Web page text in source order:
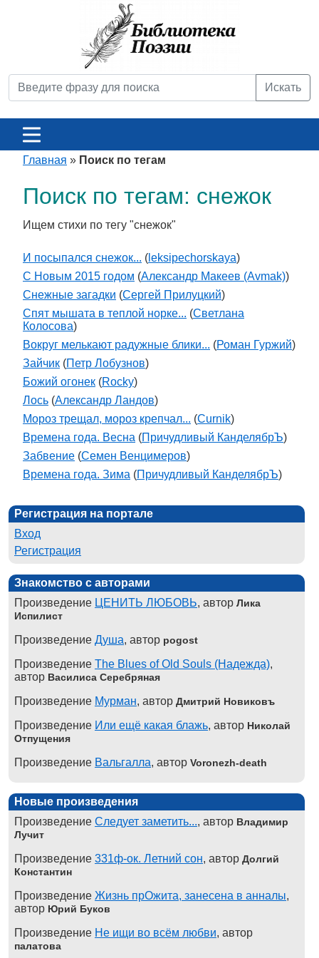
Искать
Главная » Поиск по тегам
Поиск по тегам: снежок
Ищем стихи по тегу "снежок"
И посыпался снежок... ( leksipechorskaya)
С Новым 2015 годом (Александр Макеев (Avmak))
Снежные загадки (Сергей Прилуцкий)
Спят мышата в теплой норке... (Светлана
Колосова)
Вокруг мелькают радужные блики... (Роман Гуржий)
Зайчик (Петр Лобузнов)
Божий огонек (Rocky)
Лось (Александр Ландов)
Мороз трещал, мороз крепчал... (Curnik)
Времена года. Весна (Причудливый КанделябрЪ)
Забвение (Семен Венцимеров)
Времена года. Зима (Причудливый КанделябрЪ)
Регистрация на портале
Вход
Регистрация
Знакомство с авторами
Произведение ЦЕНИТЬ ЛЮБОВЬ, автор Лика
Испилист
Произведение Душа, автор pogost
Произведение The Blues of Old Souls (Надежда),
автор Василиса Серебряная
Произведение Мурман, автор Дмитрий Новиковъ
Произведение Или ещё какая блажь, автор Николай
Отпущения
Произведение Вальгалла, автор Voronezh-death
Новые произведения
Произведение Следует заметить..., автор Владимир
Лучит
Произведение 331ф-ок. Летний сон, автор Долгий
Константин
Произведение Жизнь прОжита, занесена в анналы,
автор Юрий Буков
Произведение Не ищи во всём любви, автор
палатова